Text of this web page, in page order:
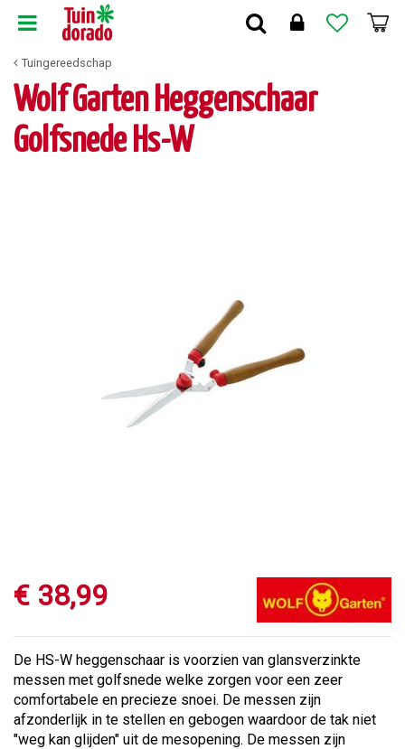
Tuingereedschap
Wolf Garten Heggenschaar
Golfsnede Hs-W
€ 38,99
De HS-W heggenschaar is voorzien van glansverzinkte
messen met golfsnede welke zorgen voor een zeer
comfortabele en precieze snoei. De messen zijn
afzonderlijk in te stellen en gebogen waardoor de tak niet
"weg kan glijden" uit de mesopening. De messen zijn